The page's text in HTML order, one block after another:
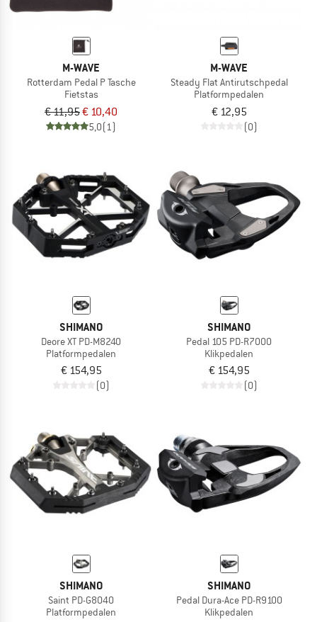
M-WAVE
Rotterdam Pedal P Tasche
Fietstas
€ 11,95€ 10,40
5,0(1)
M-WAVE
Steady Flat Antirutschpedal
Platformpedalen
€ 12,95
(0)
SHIMANO
Deore XT PD-M8240
Platformpedalen
€ 154,95
(0)
SHIMANO
Pedal 105 PD-R7000
Klikpedalen
€ 154,95
(0)
SHIMANO
Saint PD-G8040
Platformpedalen
SHIMANO
Pedal Dura-Ace PD-R9100
Klikpedalen